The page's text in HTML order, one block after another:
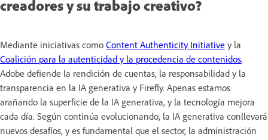
creadores y su trabajo creativo?
Mediante iniciativas como Content Authenticity Initiative y la
Coalición para la autenticidad y la procedencia de contenidos,
Adobe defiende la rendición de cuentas, la responsabilidad y la
transparencia en la IA generativa y Firefly. Apenas estamos
arañando la superficie de la IA generativa, y la tecnología mejora
cada día. Según continúa evolucionando, la IA generativa conllevará
nuevos desafíos, y es fundamental que el sector, la administración